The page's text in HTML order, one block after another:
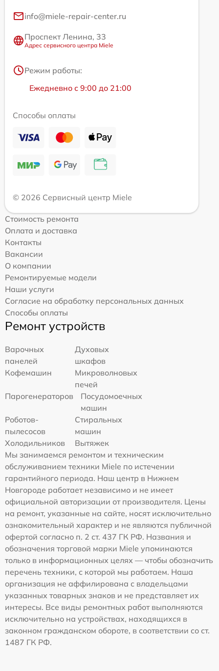
info@miele-repair-center.ru
Проспект Ленина, 33
Адрес сервисного центра Miele
Режим работы:
Ежедневно с 9:00 до 21:00
Способы оплаты
© 2026 Сервисный центр Miele
Стоимость ремонта
Оплата и доставка
Контакты
Вакансии
О компании
Ремонтируемые модели
Наши услуги
Согласие на обработку персональных данных
Способы оплаты
Ремонт устройств
Варочных
панелей
Духовых
шкафов
Кофемашин
Микроволновых
печей
Парогенераторов
Посудомоечных
машин
Роботов-
пылесосов
Стиральных
машин
Холодильников
Вытяжек
Мы занимаемся ремонтом и техническим
обслуживанием техники Miele по истечении
гарантийного периода. Наш центр в Нижнем
Новгороде работает независимо и не имеет
официальной авторизации от производителя. Цены
на ремонт, указанные на сайте, носят исключительно
ознакомительный характер и не являются публичной
офертой согласно п. 2 ст. 437 ГК РФ. Названия и
обозначения торговой марки Miele упоминаются
только в информационных целях — чтобы обозначить
перечень техники, с которой мы работаем. Наша
организация не аффилирована с владельцами
указанных товарных знаков и не представляет их
интересы. Все виды ремонтных работ выполняются
исключительно на устройствах, находящихся в
законном гражданском обороте, в соответствии со ст.
1487 ГК РФ.